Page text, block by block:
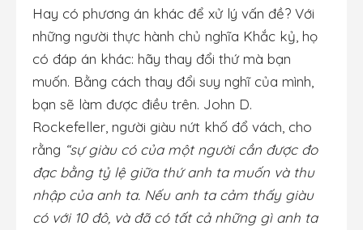
Hay có phương án khác để xử lý vấn đề? Với
những người thực hành chủ nghĩa Khắc kỷ, họ
có đáp án khác: hãy thay đổi thứ mà bạn
muốn. Bằng cách thay đổi suy nghĩ của mình,
bạn sẽ làm được điều trên. John D.
Rockefeller, người giàu nứt khố đổ vách, cho
rằng “sự giàu có của một người cần được đo
đạc bằng tỷ lệ giữa thứ anh ta muốn và thu
nhập của anh ta. Nếu anh ta cảm thấy giàu
có với 10 đô, và đã có tất cả những gì anh ta